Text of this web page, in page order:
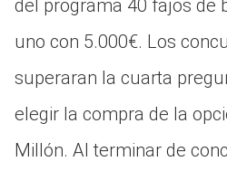
del programa 40 fajos de
uno con 5.000€. Los
superaran la cuarta
elegir la compra de la
Millón. Al terminar de